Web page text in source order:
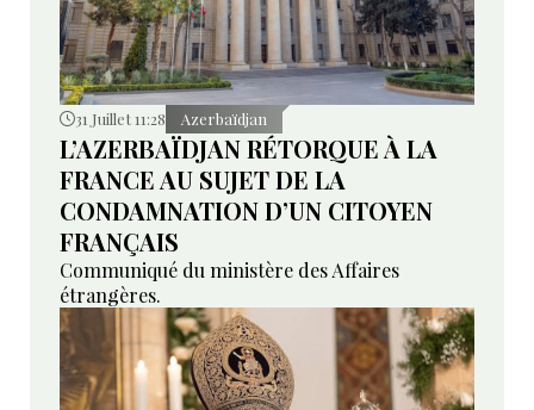
31 Juillet 11:28 Azerbaïdjan
L’AZERBAÏDJAN RÉTORQUE À LA
FRANCE AU SUJET DE LA
CONDAMNATION D’UN CITOYEN
FRANÇAIS
Communiqué du ministère des Affaires
étrangères.